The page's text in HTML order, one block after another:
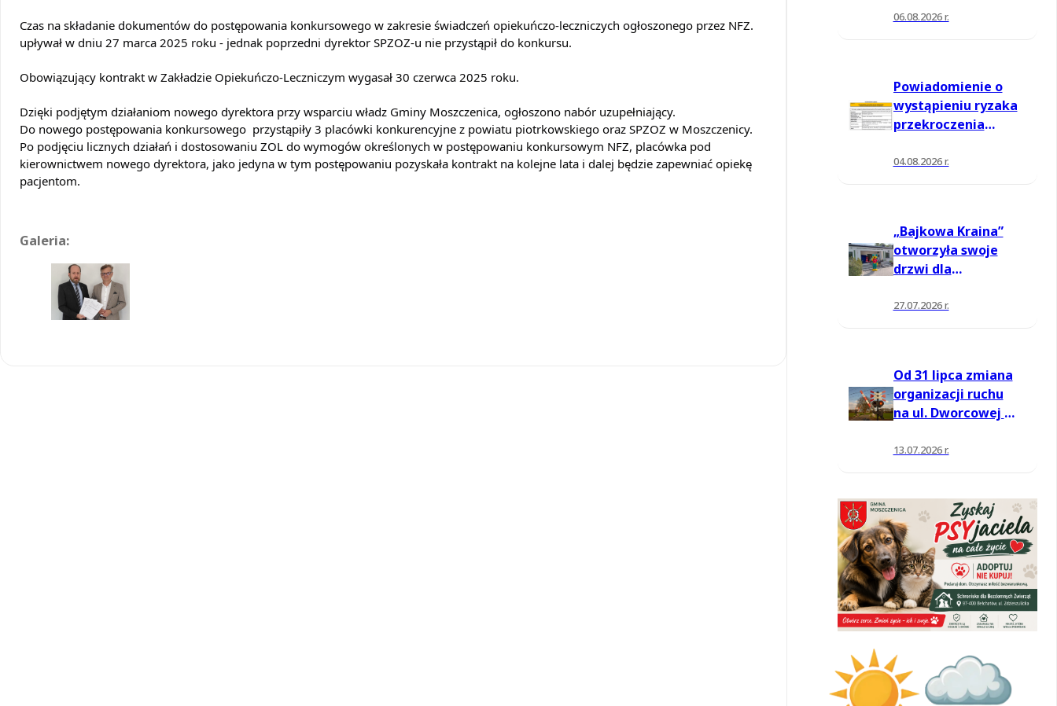
Czas na składanie dokumentów do postępowania konkursowego w zakresie świadczeń opiekuńczo-leczniczych ogłoszonego przez NFZ.
upływał w dniu 27 marca 2025 roku - jednak poprzedni dyrektor SPZOZ-u nie przystąpił do konkursu.
Obowiązujący kontrakt w Zakładzie Opiekuńczo-Leczniczym wygasał 30 czerwca 2025 roku.
Dzięki podjętym działaniom nowego dyrektora przy wsparciu władz Gminy Moszczenica, ogłoszono nabór uzupełniający.
Do nowego postępowania konkursowego przystąpiły 3 placówki konkurencyjne z powiatu piotrkowskiego oraz SPZOZ w Moszczenicy.
Po podjęciu licznych działań i dostosowaniu ZOL do wymogów określonych w postępowaniu konkursowym NFZ, placówka pod
kierownictwem nowego dyrektora, jako jedyna w tym postępowaniu pozyskała kontrakt na kolejne lata i dalej będzie zapewniać opiekę
pacjentom.
Galeria:
informowania dla
06.08.2026 r.
Powiadomienie o
wystąpieniu ryzaka
przekroczenia
informowania dla
04.08.2026 r.
„Bajkowa Kraina”
otworzyła swoje
drzwi dla
27.07.2026 r.
Od 31 lipca zmiana
organizacji ruchu
na ul. Dworcowej w
13.07.2026 r.